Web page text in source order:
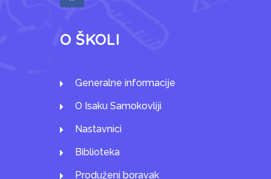
O ŠKOLI
Generalne informacije
O Isaku Samokovliji
Nastavnici
Biblioteka
Produženi boravak